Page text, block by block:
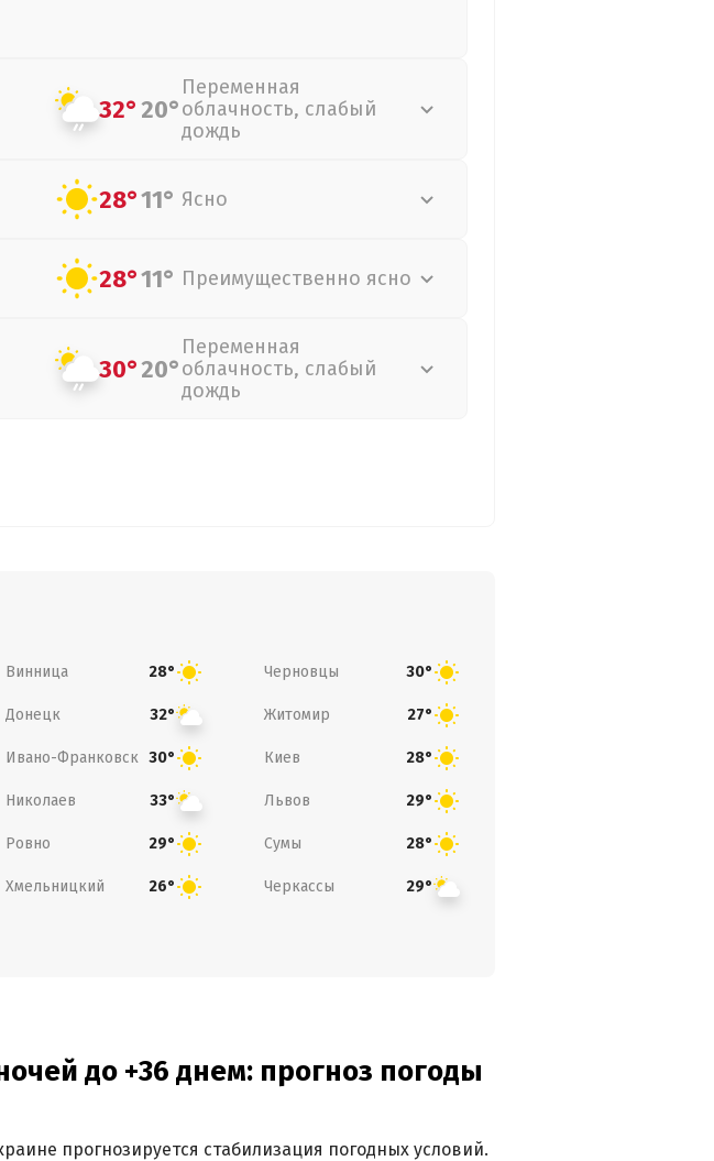
32°20°
Переменная
облачность, слабый
дождь
28°11° Ясно
28°11° Преимущественно ясно
30°20°
Переменная
облачность, слабый
дождь
Винница 28° Черновцы 30°
Донецк 32° Житомир 27°
Ивано-Франковск 30° Киев 28°
Николаев 33° Львов 29°
Ровно 29° Сумы 28°
Хмельницкий 26° Черкассы 29°
до +36 днем: прогноз погоды
прогнозируется стабилизация погодных условий.